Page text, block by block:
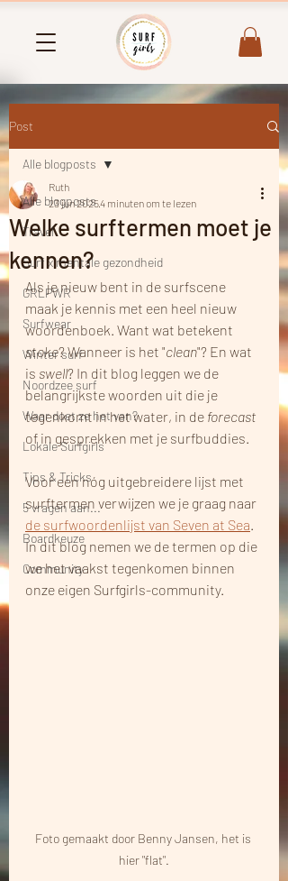
Post
Alle blogposts
Travel
Surf x mentale gezondheid
GRLPWR
Surfwear
Winter surf
Noordzee surf
Waar doet ze het van?
Lokale Surfgirls
Tips & Tricks
5 vragen aan...
Boardkeuze
Community
Alle blogposts
Welke surftermen moet je
kennen?
Ruth
23 jun 20254 minuten om te lezen
Als je nieuw bent in de surfscene
maak je kennis met een heel nieuw
woordenboek. Want wat betekent
stoke? Wanneer is het "clean"? En wat
is swell? In dit blog leggen we de
belangrijkste woorden uit die je
tegenkomt in het water, in de forecast
of in gesprekken met je surfbuddies.
Voor een nóg uitgebreidere lijst met
surftermen verwijzen we je graag naar
de surfwoordenlijst van Seven at Sea.
In dit blog nemen we de termen op die
we het vaakst tegenkomen binnen
onze eigen Surfgirls-community.
Foto gemaakt door Benny Jansen, het is
hier "flat".